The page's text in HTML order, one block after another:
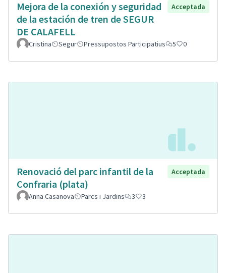
Mejora de la conexión y seguridad
de la estación de tren de SEGUR
DE CALAFELL
Acceptada
Cristina Segur Pressupostos Participatius 5 0
Renovació del parc infantil de la
Confraria (plata)
Acceptada
Anna Casanova Parcs i Jardins 3 3